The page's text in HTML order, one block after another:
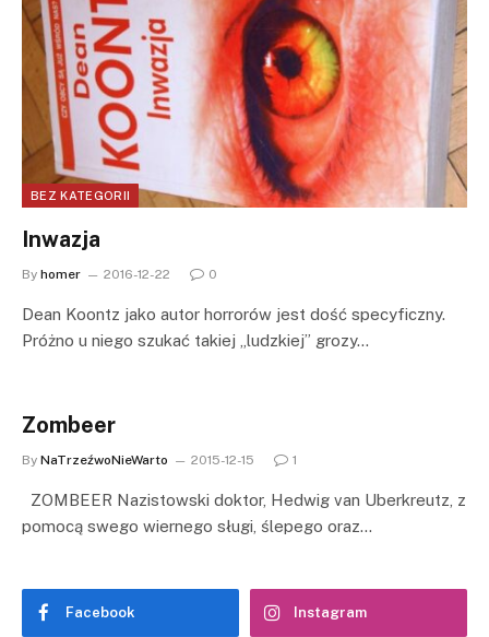
BEZ KATEGORII
Inwazja
By homer 2016-12-22 0
Dean Koontz jako autor horrorów jest dość specyficzny.
Próżno u niego szukać takiej „ludzkiej” grozy…
Zombeer
By NaTrzeźwoNieWarto 2015-12-15 1
ZOMBEER Nazistowski doktor, Hedwig van Uberkreutz, z
pomocą swego wiernego sługi, ślepego oraz…
Facebook Instagram